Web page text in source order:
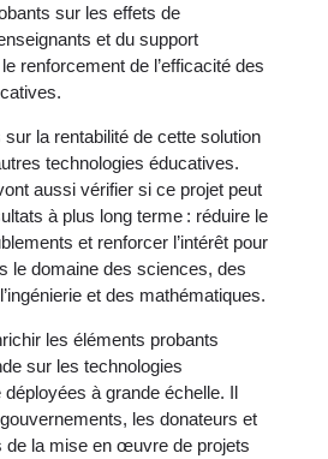
sur les effets de
et du support
renforcement de l’efficacité des
la rentabilité de cette solution
technologies éducatives.
aussi vérifier si ce projet peut
à plus long terme : réduire le
et renforcer l’intérêt pour
le domaine des sciences, des
et des mathématiques.
les éléments probants
sur les technologies
à grande échelle. Il
les donateurs et
de la mise en œuvre de projets